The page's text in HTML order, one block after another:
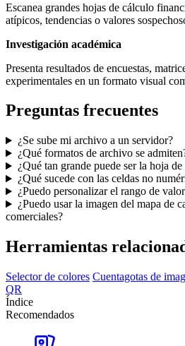
Escanea grandes hojas de cálculo
atípicos, tendencias o valores
Investigación académica
Presenta resultados de encuestas,
experimentales en un formato visual
Preguntas frecuentes
¿Se sube mi archivo a un servidor?
¿Qué formatos de archivo se
¿Qué tan grande puede ser la hoja
¿Qué sucede con las celdas no
¿Puedo personalizar el rango de
¿Puedo usar la imagen del mapa de
comerciales?
Herramientas
Selector de colores Cuentagotas de
QR
Índice
Recomendados